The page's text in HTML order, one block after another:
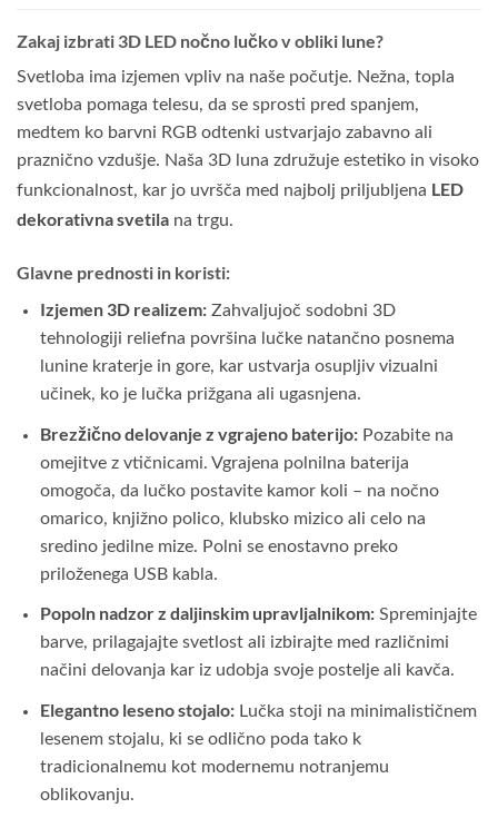
Zakaj izbrati 3D LED nočno lučko v obliki lune?
Svetloba ima izjemen vpliv na naše počutje. Nežna, topla
svetloba pomaga telesu, da se sprosti pred spanjem,
medtem ko barvni RGB odtenki ustvarjajo zabavno ali
praznično vzdušje. Naša 3D luna združuje estetiko in visoko
funkcionalnost, kar jo uvršča med najbolj priljubljena LED
dekorativna svetila na trgu.
Glavne prednosti in koristi:
Izjemen 3D realizem:Zahvaljujoč sodobni 3D
tehnologiji reliefna površina lučke natančno posnema
lunine kraterje in gore, kar ustvarja osupljiv vizualni
učinek, ko je lučka prižgana ali ugasnjena.
Brezžično delovanje z vgrajeno baterijo:Pozabite na
omejitve z vtičnicami. Vgrajena polnilna baterija
omogoča, da lučko postavite kamor koli – na nočno
omarico, knjižno polico, klubsko mizico ali celo na
sredino jedilne mize. Polni se enostavno preko
priloženega USB kabla.
Popoln nadzor z daljinskim upravljalnikom:Spreminjajte
barve, prilagajajte svetlost ali izbirajte med različnimi
načini delovanja kar iz udobja svoje postelje ali kavča.
Elegantno leseno stojalo:Lučka stoji na minimalističnem
lesenem stojalu, ki se odlično poda tako k
tradicionalnemu kot modernemu notranjemu
oblikovanju.